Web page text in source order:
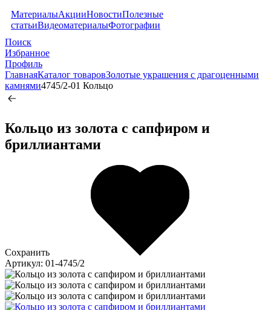
МатериалыАкцииНовостиПолезные
статьиВидеоматериалыФотографии
Поиск
Избранное
Профиль
ГлавнаяКаталог товаровЗолотые украшения с драгоценными
камнями4745/2-01 Кольцо
Кольцо из золота c сапфиром и
бриллиантами
Сохранить
Артикул: 01-4745/2